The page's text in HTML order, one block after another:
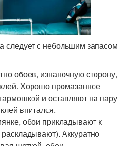
следует с небольшим запасом
обоев, изнаночную сторону,
Хорошо промазанное
и оставляют на пару
впитался.
обои прикладывают к
Аккуратно